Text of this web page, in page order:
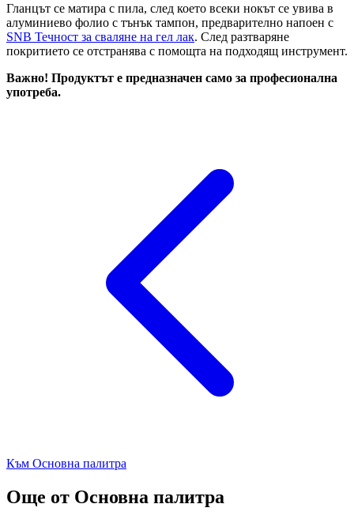
Гланцът се матира с пила, след което всеки нокът се увива в
алуминиево фолио с тънък тампон, предварително напоен с
SNB Течност за сваляне на гел лак. След разтваряне
покритието се отстранява с помощта на подходящ инструмент.
Важно! Продуктът е предназначен само за професионална
употреба.
Към Основна палитра
Още от Основна палитра